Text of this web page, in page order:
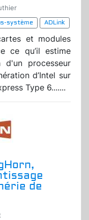
système
ADLink
et modules
ce qu’il estime
processeur
d’Intel sur
Type 6.......
de